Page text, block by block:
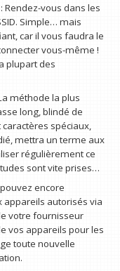
: Rendez-vous dans les
Simple… mais
car il vous faudra le
vous-même !
plupart des
méthode la plus
long, blindé de
spéciaux,
mettra un terme aux
régulièrement ce
sont vite prises…
encore
appareils autorisés via
votre fournisseur
vos appareils pour les
toute nouvelle